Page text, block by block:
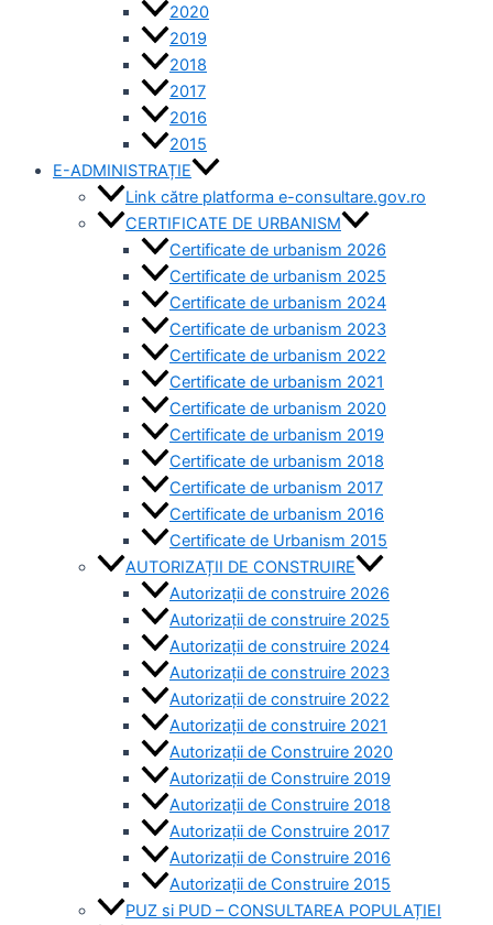
2020
2019
2018
2017
2016
2015
E-ADMINISTRAȚIE
Link către platforma e-consultare.gov.ro
CERTIFICATE DE URBANISM
Certificate de urbanism 2026
Certificate de urbanism 2025
Certificate de urbanism 2024
Certificate de urbanism 2023
Certificate de urbanism 2022
Certificate de urbanism 2021
Certificate de urbanism 2020
Certificate de urbanism 2019
Certificate de urbanism 2018
Certificate de urbanism 2017
Certificate de urbanism 2016
Certificate de Urbanism 2015
AUTORIZAȚII DE CONSTRUIRE
Autorizații de construire 2026
Autorizații de construire 2025
Autorizații de construire 2024
Autorizații de construire 2023
Autorizații de construire 2022
Autorizații de construire 2021
Autorizații de Construire 2020
Autorizații de Construire 2019
Autorizaţii de Construire 2018
Autorizaţii de Construire 2017
Autorizaţii de Construire 2016
Autorizaţii de Construire 2015
PUZ si PUD – CONSULTAREA POPULAȚIEI